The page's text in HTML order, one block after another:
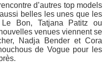
d’autres top models
belles les unes que les
Le Bon, Tatjana Patitz ou
venues viennent se
Nadja Bender et Cora
de Vogue pour les